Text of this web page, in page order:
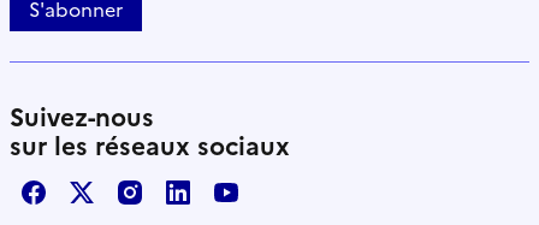
S'abonner
Suivez-nous
sur les réseaux sociaux
FacebookX / TwitterInstagram
LinkedInYoutube